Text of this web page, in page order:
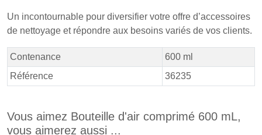
Un incontournable pour diversifier votre offre d’accessoires
de nettoyage et répondre aux besoins variés de vos clients.
Contenance
600 ml
Référence
36235
Vous aimez Bouteille d'air comprimé 600 mL,
vous aimerez aussi ...